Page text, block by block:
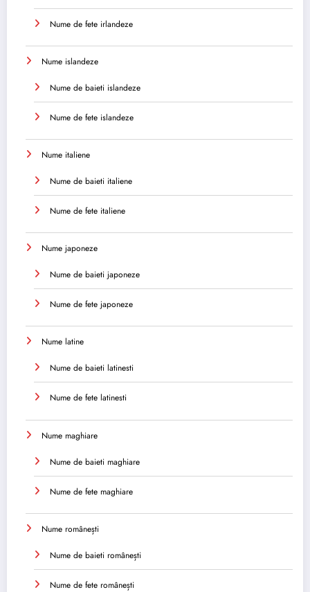
Nume de fete irlandeze
Nume islandeze
Nume de baieti islandeze
Nume de fete islandeze
Nume italiene
Nume de baieti italiene
Nume de fete italiene
Nume japoneze
Nume de baieti japoneze
Nume de fete japoneze
Nume latine
Nume de baieti latinesti
Nume de fete latinesti
Nume maghiare
Nume de baieti maghiare
Nume de fete maghiare
Nume românești
Nume de baieti românești
Nume de fete românești